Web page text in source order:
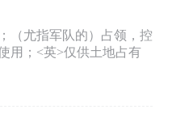
（尤指军队的）占领，控
用；<英>仅供土地占有